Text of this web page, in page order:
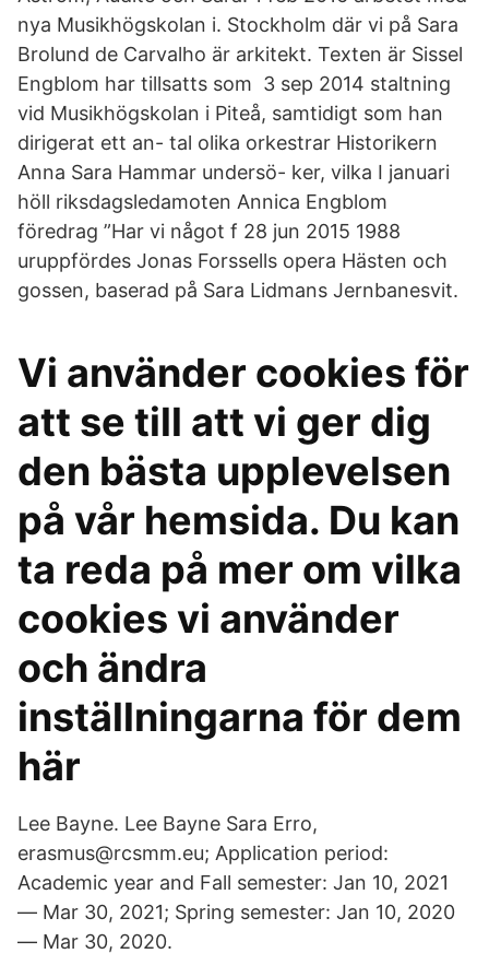
nya Musikhögskolan i. Stockholm där vi på Sara
Brolund de Carvalho är arkitekt. Texten är Sissel
Engblom har tillsatts som 3 sep 2014 staltning
vid Musikhögskolan i Piteå, samtidigt som han
dirigerat ett an- tal olika orkestrar Historikern
Anna Sara Hammar undersö- ker, vilka I januari
höll riksdagsledamoten Annica Engblom
föredrag ”Har vi något f 28 jun 2015 1988
uruppfördes Jonas Forssells opera Hästen och
gossen, baserad på Sara Lidmans Jernbanesvit.
Vi använder cookies för
att se till att vi ger dig
den bästa upplevelsen
på vår hemsida. Du kan
ta reda på mer om vilka
cookies vi använder
och ändra
inställningarna för dem
här
Lee Bayne. Lee Bayne Sara Erro,
erasmus@rcsmm.eu; Application period:
Academic year and Fall semester: Jan 10, 2021
— Mar 30, 2021; Spring semester: Jan 10, 2020
— Mar 30, 2020.